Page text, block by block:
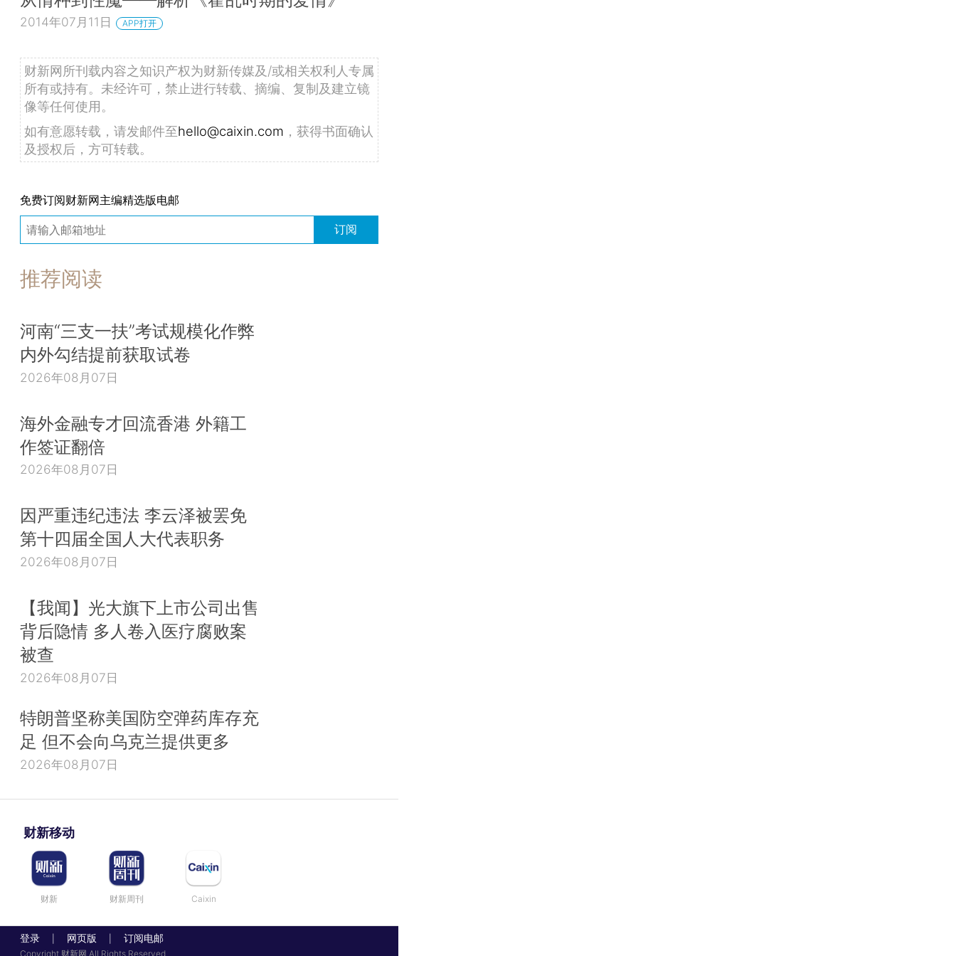
2014年07月11日 APP打开
财新网所刊载内容之知识产权为财新传媒及/或相关权利人专属
所有或持有。未经许可，禁止进行转载、摘编、复制及建立镜
像等任何使用。
如有意愿转载，请发邮件至hello@caixin.com ，获得书面确认
及授权后，方可转载。
免费订阅财新网主编精选版电邮
订阅
推荐阅读
河南“三支一扶”考试规模化作弊
内外勾结提前获取试卷
2026年08月07日
海外金融专才回流香港 外籍工
作签证翻倍
2026年08月07日
因严重违纪违法 李云泽被罢免
第十四届全国人大代表职务
2026年08月07日
【我闻】光大旗下上市公司出售
背后隐情 多人卷入医疗腐败案
被查
2026年08月07日
特朗普坚称美国防空弹药库存充
足 但不会向乌克兰提供更多
2026年08月07日
财新移动
财新 财新周刊 Caixin
登录 网页版 订阅电邮
Copyright 财新网 All Rights Reserved